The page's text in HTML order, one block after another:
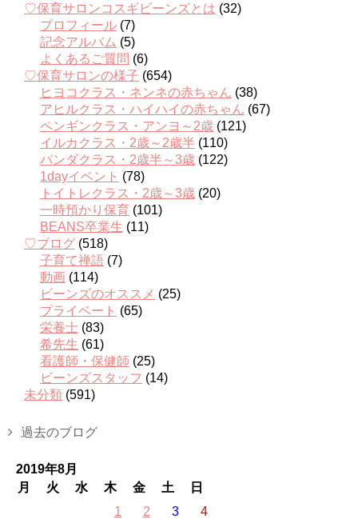
♡保育サロンコスギビーンズとは (32)
プロフィール (7)
記念アルバム (5)
よくあるご質問 (6)
♡保育サロンの様子 (654)
ヒヨコクラス・ネンネの赤ちゃん (38)
アヒルクラス・ハイハイの赤ちゃん (67)
ペンギンクラス・アンヨ～2歳 (121)
イルカクラス・2歳～2歳半 (110)
パンダクラス・2歳半～3歳 (122)
1dayイベント (78)
トイトレクラス・2歳～3歳 (20)
一時預かり保育 (101)
BEANS卒業生 (11)
♡ブログ (518)
子育て禅語 (7)
動画 (114)
ビーンズのオススメ (25)
プライベート (65)
栄養士 (83)
希先生 (61)
看護師・保健師 (25)
ビーンズスタッフ (14)
未分類 (591)
過去のブログ
2019年8月
月
火 水 木 金 土
日
1
2 3 4